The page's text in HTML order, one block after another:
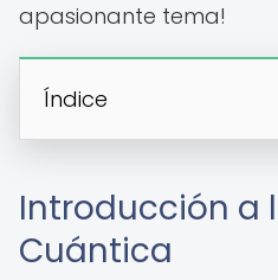
apasionante tema!
Índice
Introducción a
Cuántica